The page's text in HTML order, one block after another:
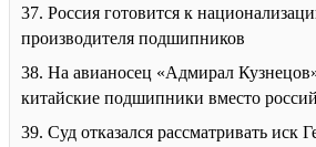
37. Россия готовится к
производителя подшипников
38. На авианосец «Адмирал
китайские подшипники вместо
39. Суд отказался рассматривать иск